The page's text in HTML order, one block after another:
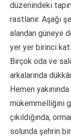
düzenindeki
rastlanır. Aşağı
alandan güneye
yer yer birinci
Birçok oda ve
arkalarında
Hemen
mükemmelliğini
çıkıldığında,
solunda şehrin